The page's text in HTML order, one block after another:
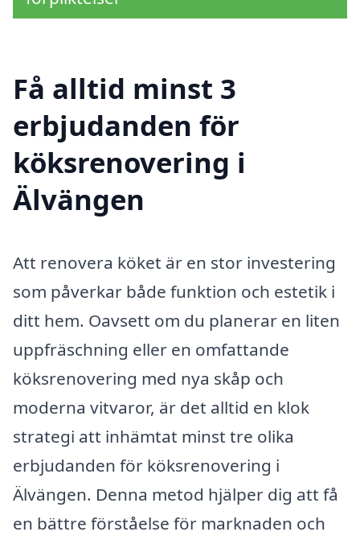
Få alltid minst 3
erbjudanden för
köksrenovering i
Älvängen
Att renovera köket är en stor investering
som påverkar både funktion och estetik i
ditt hem. Oavsett om du planerar en liten
uppfräschning eller en omfattande
köksrenovering med nya skåp och
moderna vitvaror, är det alltid en klok
strategi att inhämtat minst tre olika
erbjudanden för köksrenovering i
Älvängen. Denna metod hjälper dig att få
en bättre förståelse för marknaden och